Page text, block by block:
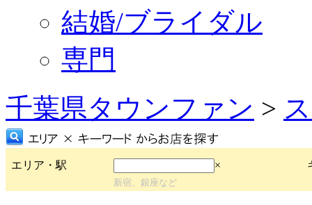
結婚/ブライダル
専門
千葉県タウンファン >
エリア・駅 ×
新宿、銀座など